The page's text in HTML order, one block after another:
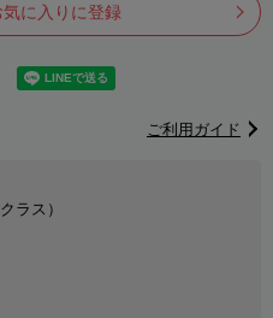
に入りに登録
ご利用ガイド
ラス）